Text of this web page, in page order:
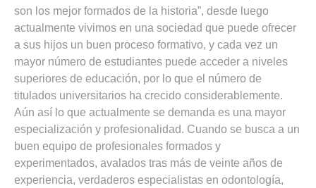
son los mejor formados de la historia”, desde luego
actualmente vivimos en una sociedad que puede ofrecer
a sus hijos un buen proceso formativo, y cada vez un
mayor número de estudiantes puede acceder a niveles
superiores de educación, por lo que el número de
titulados universitarios ha crecido considerablemente.
Aún así lo que actualmente se demanda es una mayor
especialización y profesionalidad. Cuando se busca a un
buen equipo de profesionales formados y
experimentados, avalados tras más de veinte años de
experiencia, verdaderos especialistas en odontología,